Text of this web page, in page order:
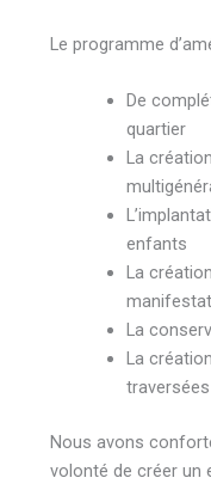
Le programme
De
quartier
La
enfants
La
La
La
traversées
Nous avons
volonté de créer un